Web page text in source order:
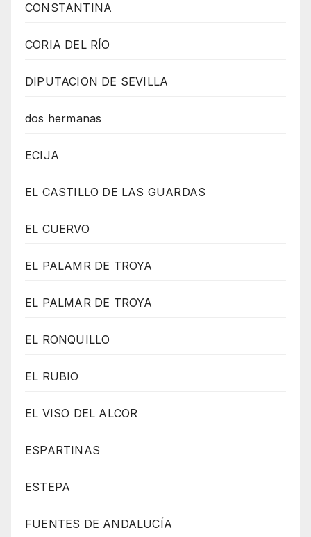
CONSTANTINA
CORIA DEL RÍO
DIPUTACION DE SEVILLA
dos hermanas
ECIJA
EL CASTILLO DE LAS GUARDAS
EL CUERVO
EL PALAMR DE TROYA
EL PALMAR DE TROYA
EL RONQUILLO
EL RUBIO
EL VISO DEL ALCOR
ESPARTINAS
ESTEPA
FUENTES DE ANDALUCÍA